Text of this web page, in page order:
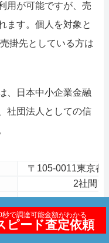
用が可能ですが、売
ます。個人を対象と
掛先としている方は
、日本中小企業金融
社団法人としての信
〒105-0011東京都
2社間
秒で調達可能金額がわかる
ピード査定依頼